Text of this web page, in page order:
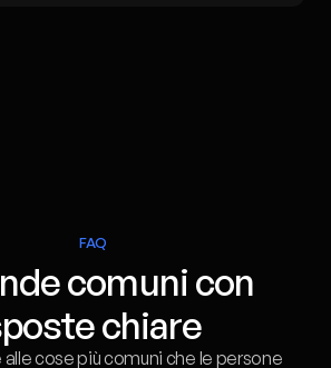
FAQ
comuni con
chiare
cose più comuni che le persone